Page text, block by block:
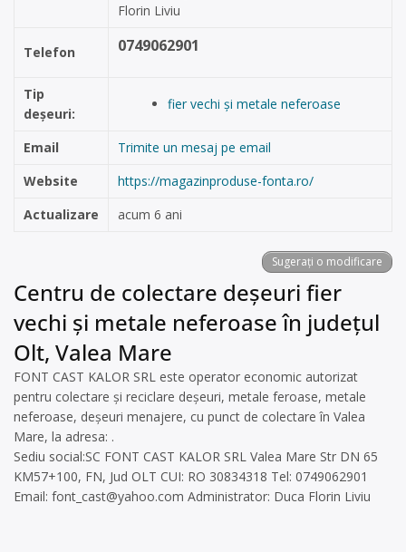
Florin Liviu
Telefon 0749062901
Tip
deșeuri:
fier vechi și metale neferoase
Email
Trimite un mesaj pe email
Website
https://magazinproduse-fonta.ro/
Actualizare
acum 6 ani
Sugerați o modificare
Centru de colectare deșeuri fier
vechi și metale neferoase în județul
Olt, Valea Mare
FONT CAST KALOR SRL este operator economic autorizat
pentru colectare și reciclare deșeuri, metale feroase, metale
neferoase, deșeuri menajere, cu punct de colectare în Valea
Mare, la adresa: .
Sediu social:SC FONT CAST KALOR SRL Valea Mare Str DN 65
KM57+100, FN, Jud OLT CUI: RO 30834318 Tel: 0749062901
Email: font_cast@yahoo.com Administrator: Duca Florin Liviu